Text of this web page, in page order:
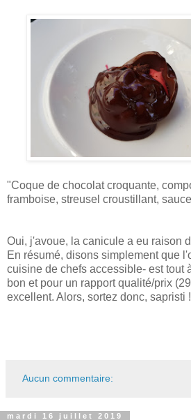
"Coque de chocolat croquante,
framboise, streusel croustillant,
Oui, j'avoue, la canicule a eu raison
En résumé, disons simplement que
cuisine de chefs accessible- est tout
bon et pour un rapport qualité/prix
excellent. Alors, sortez donc, sapristi !
Aucun commentaire:
mardi 16 juillet 2019